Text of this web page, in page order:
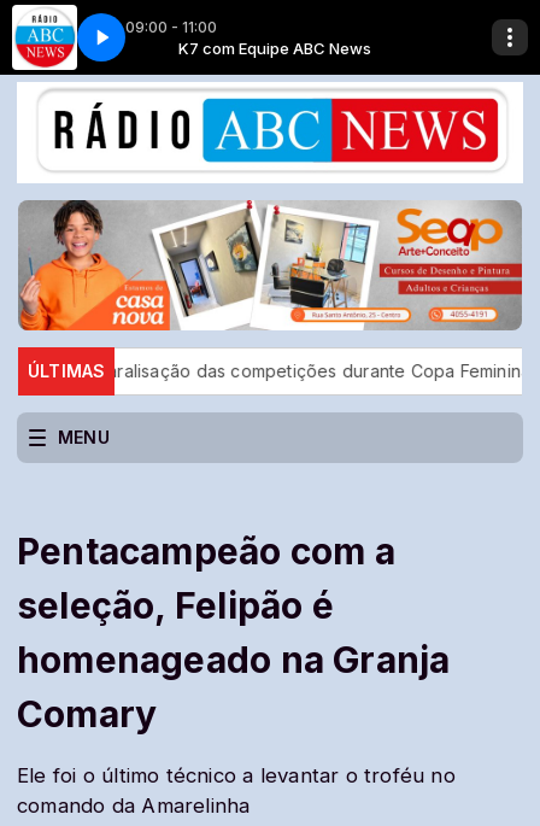
09:00 - 11:00
K7 com Equipe ABC News
Giro de notícias - Bloco 8
ÚLTIMASdas competições durante Copa Feminina em 2027
MENU
Pentacampeão com a
seleção, Felipão é
homenageado na Granja
Comary
Ele foi o último técnico a levantar o troféu no
comando da Amarelinha